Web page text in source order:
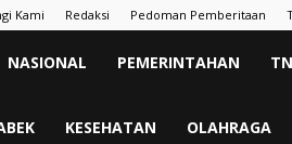
Kami Redaksi Pedoman Pemberitaan
KORAN
NASIONAL PEMERINTAHAN
KESEHATAN OLAHRAGA